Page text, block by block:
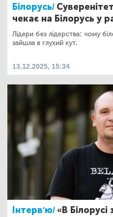
Білорусь/
чекає на Білорусь у
Лідери без лідерства: чому
зайшла в глухий кут.
13.12.2025, 15:34
Інтерв'ю/«В